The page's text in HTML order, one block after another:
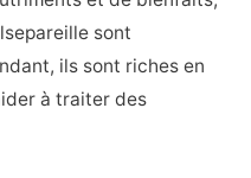
sont
ils sont riches en
à traiter des